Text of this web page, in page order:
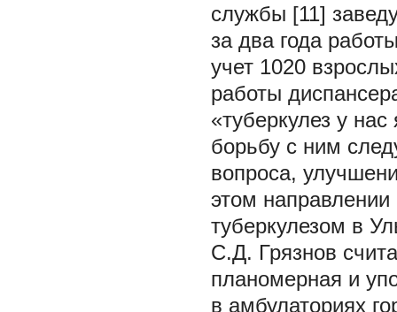
службы [11]
за два года
учет 1020
работы
«туберкулез у
борьбу с ним
вопроса,
этом
туберкулезом в
С.Д. Грязнов
планомерная и
в амбулаториях